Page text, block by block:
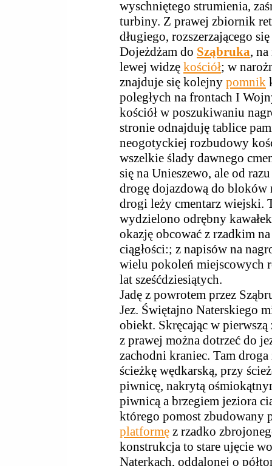
wyschniętego strumienia,
turbiny. Z prawej zbiornik
długiego, rozszerzającego
Dojeżdżam do Sząbruka,
lewej widzę kościół; w
znajduje się kolejny pomnik
poległych na frontach I
kościół w poszukiwaniu
stronie odnajduję tablice
neogotyckiej rozbudowy
wszelkie ślady dawnego
się na Unieszewo, ale od
drogę dojazdową do bloków
drogi leży cmentarz wiejski.
wydzielono odrębny
okazję obcować z rzadkim
ciągłości:; z napisów na
wielu pokoleń miejscowych
lat sześćdziesiątych.
Jadę z powrotem przez
Jez. Świętajno Naterskiego
obiekt. Skręcając w
z prawej można dotrzeć do
zachodni kraniec. Tam
ścieżkę wędkarską, przy
piwnicę, nakrytą
piwnicą a brzegiem jeziora
którego pomost zbudowany
platformę z rzadko
konstrukcja to stare ujęcie
Naterkach, oddalonej o